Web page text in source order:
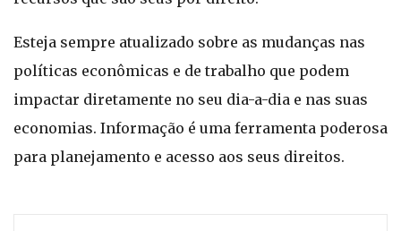
Esteja sempre atualizado sobre as mudanças nas
políticas econômicas e de trabalho que podem
impactar diretamente no seu dia-a-dia e nas suas
economias. Informação é uma ferramenta poderosa
para planejamento e acesso aos seus direitos.